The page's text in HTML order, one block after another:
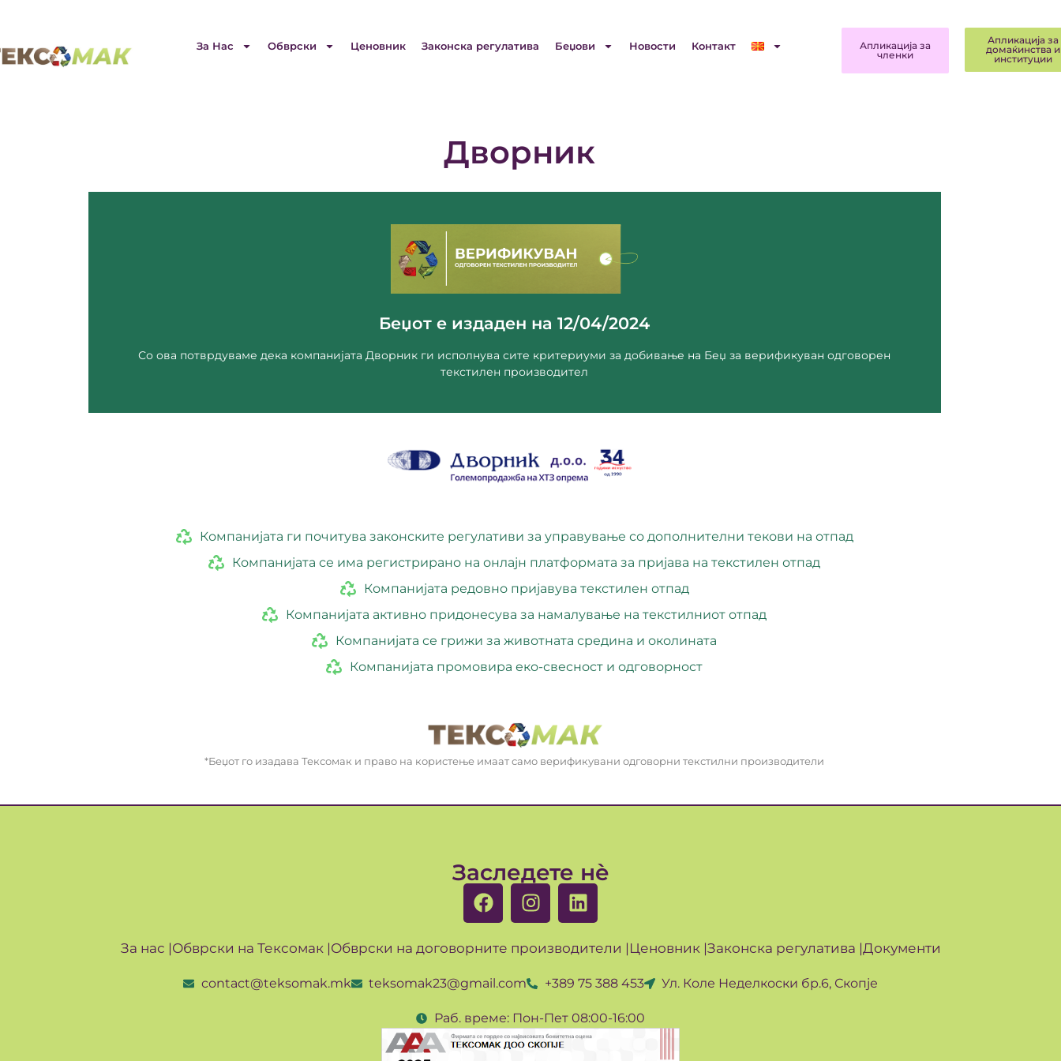
За Нас Обврски Ценовник Законска регулатива Беџови Новости Контакт
Апликација за
членки
Апликација за
домаќинства и
институции
Дворник
Беџот е издаден на 12/04/2024
Со ова потврдуваме дека компанијата Дворник ги исполнува сите критериуми за добивање на Беџ за верификуван одговорен
текстилен производител
Дворник ДООЕЛ Скопје
8ми Март бр.2 Скопје
За компанијата ->
Компанијата ги почитува законските регулативи за управување со дополнителни текови на отпад
Компанијата се има регистрирано на онлајн платформата за пријава на текстилен отпад
Компанијата редовно пријавува текстилен отпад
Компанијата активно придонесува за намалување на текстилниот отпад
Компанијата се грижи за животната средина и околината
Компанијата промовира еко-свесност и одговорност
*Беџот го изадава Тексомак и право на користење имаат само верификувани одговорни текстилни производители
Заследете нè
За нас |Обврски на Тексомак |Обврски на договорните производители | Ценовник |Законска регулатива |Документи
contact@teksomak.mk teksomak23@gmail.com +389 75 388 453 Ул. Коле Неделкоски бр.6, Скопје
Раб. време: Пон-Пет 08:00-16:00